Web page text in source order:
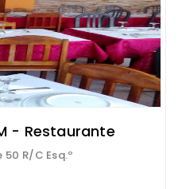
- Restaurante
R/C Esq.º